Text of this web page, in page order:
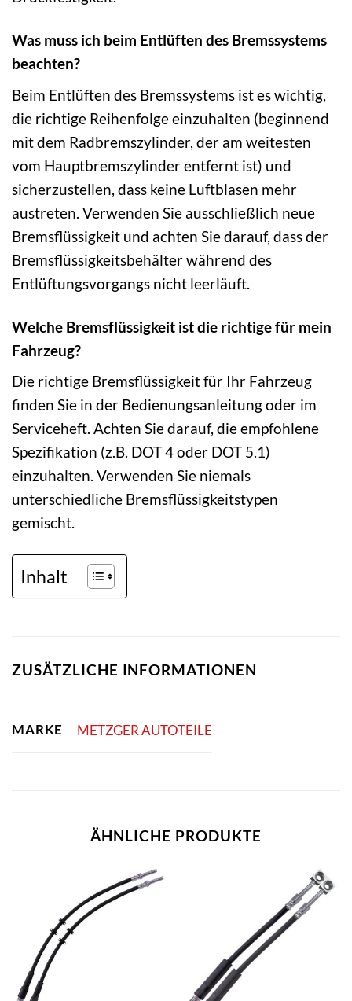
Was muss ich beim Entlüften des Bremssystems
beachten?
Beim Entlüften des Bremssystems ist es wichtig,
die richtige Reihenfolge einzuhalten (beginnend
mit dem Radbremszylinder, der am weitesten
vom Hauptbremszylinder entfernt ist) und
sicherzustellen, dass keine Luftblasen mehr
austreten. Verwenden Sie ausschließlich neue
Bremsflüssigkeit und achten Sie darauf, dass der
Bremsflüssigkeitsbehälter während des
Entlüftungsvorgangs nicht leerläuft.
Welche Bremsflüssigkeit ist die richtige für mein
Fahrzeug?
Die richtige Bremsflüssigkeit für Ihr Fahrzeug
finden Sie in der Bedienungsanleitung oder im
Serviceheft. Achten Sie darauf, die empfohlene
Spezifikation (z.B. DOT 4 oder DOT 5.1)
einzuhalten. Verwenden Sie niemals
unterschiedliche Bremsflüssigkeitstypen
gemischt.
Inhalt
ZUSÄTZLICHE INFORMATIONEN
MARKE METZGER AUTOTEILE
ÄHNLICHE PRODUKTE